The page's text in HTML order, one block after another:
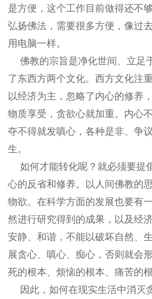
是方便，这个工作目前做得还不
弘扬佛法，需要很多方便，像过
用电脑一样。
佛教的宗旨是净化世间、立足
了东西方两个文化。西方文化注
以经济为主，忽略了内心的修养
物质享受，贪欲心就加重。内心
夺不得就发嗔心，各种是非、争
生。
如何才能转化呢？就必须要提
心的反省和修养。
以人间佛教的
物欲。在科学方面的发展也要有
然进行研究得到的成果，以及经
安静、和谐，不能以破坏自然、
展贪心、嗔心、痴心，否则就会
死的根本、烦恼的根本、痛苦的根
因此，如何在现实生活中消灭